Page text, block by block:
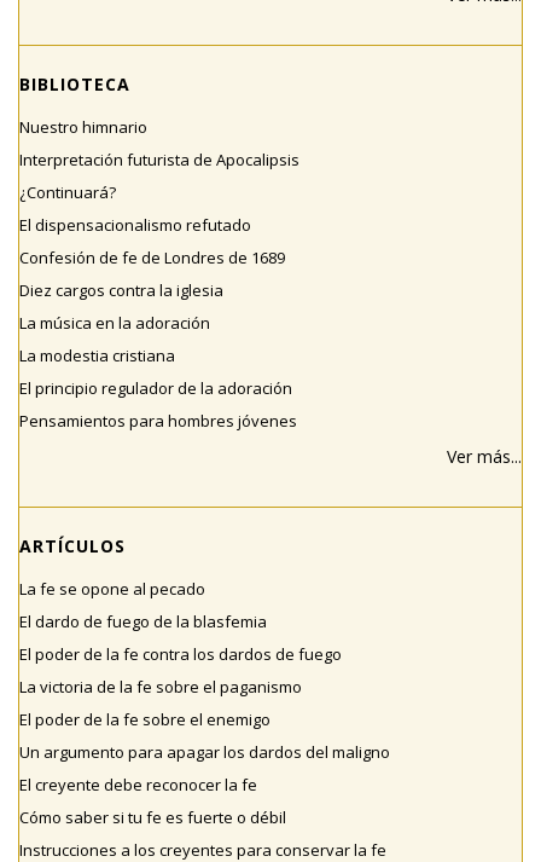
BIBLIOTECA
Nuestro himnario
Interpretación futurista de Apocalipsis
¿Continuará?
El dispensacionalismo refutado
Confesión de fe de Londres de 1689
Diez cargos contra la iglesia
La música en la adoración
La modestia cristiana
El principio regulador de la adoración
Pensamientos para hombres jóvenes
Ver más...
ARTÍCULOS
La fe se opone al pecado
El dardo de fuego de la blasfemia
El poder de la fe contra los dardos de fuego
La victoria de la fe sobre el paganismo
El poder de la fe sobre el enemigo
Un argumento para apagar los dardos del maligno
El creyente debe reconocer la fe
Cómo saber si tu fe es fuerte o débil
Instrucciones a los creyentes para conservar la fe